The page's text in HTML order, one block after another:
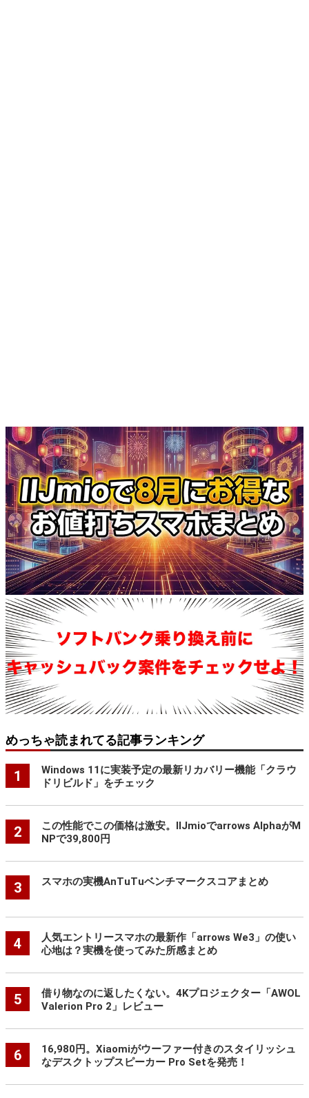
めっちゃ読まれてる記事ランキング
1
Windows 11に実装予定の最新リカバリー機能「クラウ
ドリビルド」をチェック
2
この性能でこの価格は激安。IIJmioでarrows AlphaがM
NPで39,800円
3 スマホの実機AnTuTuベンチマークスコアまとめ
4
人気エントリースマホの最新作「arrows We3」の使い
心地は？実機を使ってみた所感まとめ
5
借り物なのに返したくない。4Kプロジェクター「AWOL
Valerion Pro 2」レビュー
6
16,980円。Xiaomiがウーファー付きのスタイリッシュ
なデスクトップスピーカー Pro Setを発売！